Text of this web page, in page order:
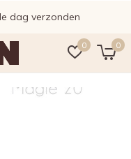
0 0
dag verzonden